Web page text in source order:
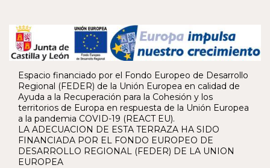
Espacio financiado por el Fondo Europeo de Desarrollo
Regional (FEDER) de la Unión Europea en calidad de
Ayuda a la Recuperación para la Cohesión y los
territorios de Europa en respuesta de la Unión Europea
a la pandemia COVID-19 (REACT EU).
LA ADECUACION DE ESTA TERRAZA HA SIDO
FINANCIADA POR EL FONDO EUROPEO DE
DESARROLLO REGIONAL (FEDER) DE LA UNION
EUROPEA